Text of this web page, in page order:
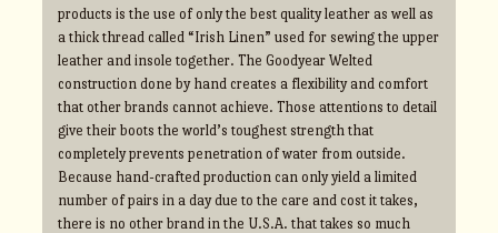
products is the use of only the best quality leather as well as
a thick thread called “Irish Linen” used for sewing the upper
leather and insole together. The Goodyear Welted
construction done by hand creates a flexibility and comfort
that other brands cannot achieve. Those attentions to detail
give their boots the world’s toughest strength that
completely prevents penetration of water from outside.
Because hand-crafted production can only yield a limited
number of pairs in a day due to the care and cost it takes,
there is no other brand in the U.S.A. that takes so much